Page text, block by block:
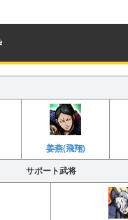
姜燕(飛翔)
サポート武将